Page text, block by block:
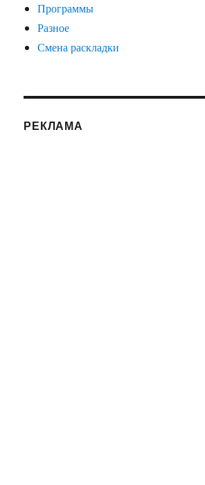
Программы
Разное
Смена раскладки
РЕКЛАМА